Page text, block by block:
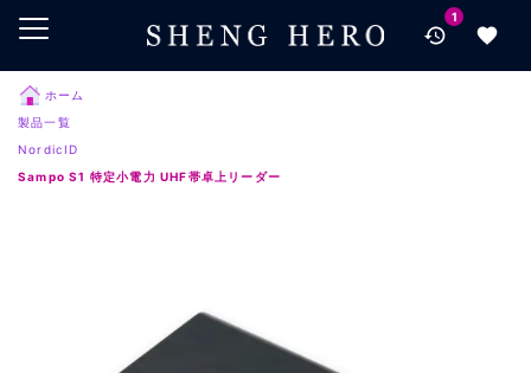
メインコンテンツにスキップ
検索にスキップ
フッターにスキップ
1
ホーム
製品一覧
NordicID
Sampo S1 特定小電力 UHF帯卓上リーダー